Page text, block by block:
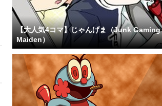
【大人気4コマ】じゃんげま（Junk Gaming
Maiden）